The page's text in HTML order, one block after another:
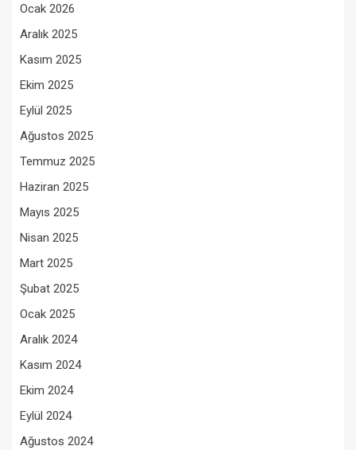
Ocak 2026
Aralık 2025
Kasım 2025
Ekim 2025
Eylül 2025
Ağustos 2025
Temmuz 2025
Haziran 2025
Mayıs 2025
Nisan 2025
Mart 2025
Şubat 2025
Ocak 2025
Aralık 2024
Kasım 2024
Ekim 2024
Eylül 2024
Ağustos 2024